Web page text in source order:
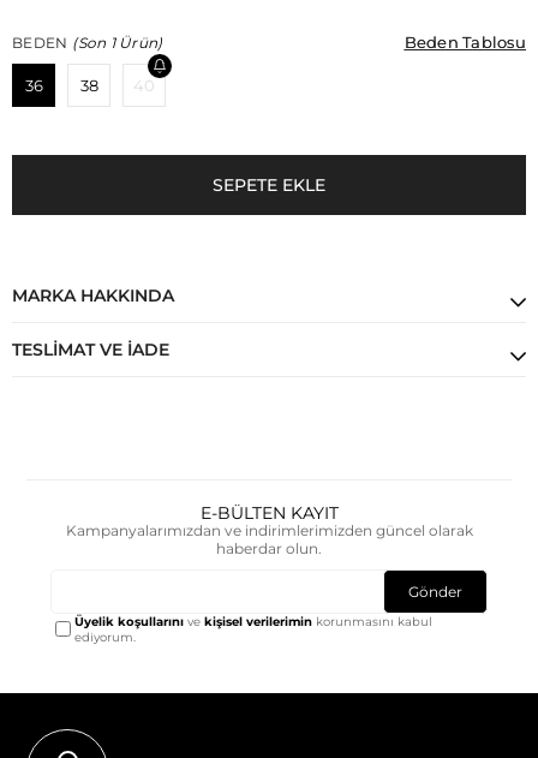
BEDEN (Son 1 Ürün) Beden Tablosu
Beden Tablosu
36 38 40
MARKA HAKKINDA
TESLIMAT VE İADE
E-BÜLTEN KAYIT
Kampanyalarımızdan ve indirimlerimizden güncel olarak
haberdar olun.
Gönder
Üyelik koşullarını vekişisel verilerimin korunmasını kabul
ediyorum.